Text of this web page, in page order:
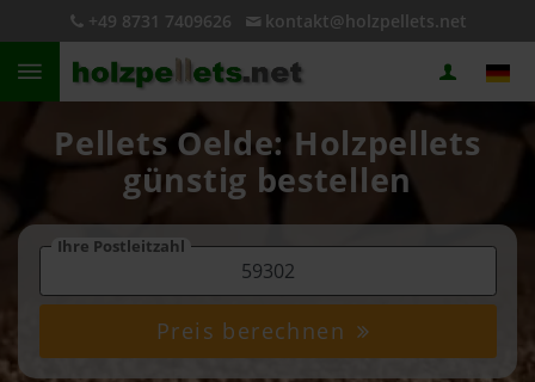
+49 8731 7409626 kontakt@holzpellets.net
Pellets Oelde: Holzpellets
günstig bestellen
Ihre Postleitzahl
Preis berechnen